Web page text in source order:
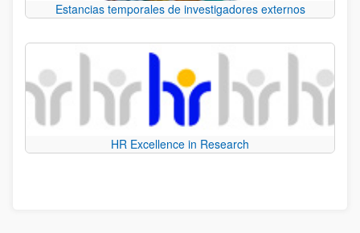
Estancias temporales de investigadores externos
HR Excellence in Research